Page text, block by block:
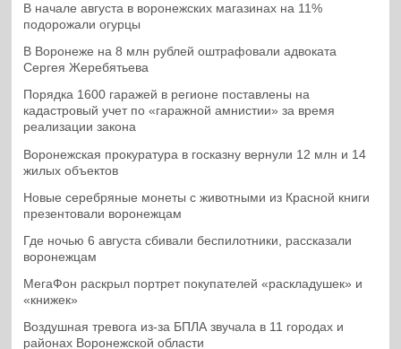
В начале августа в воронежских магазинах на 11%
подорожали огурцы
В Воронеже на 8 млн рублей оштрафовали адвоката
Сергея Жеребятьева
Порядка 1600 гаражей в регионе поставлены на
кадастровый учет по «гаражной амнистии» за время
реализации закона
Воронежская прокуратура в госказну вернули 12 млн и 14
жилых объектов
Новые серебряные монеты с животными из Красной книги
презентовали воронежцам
Где ночью 6 августа сбивали беспилотники, рассказали
воронежцам
МегаФон раскрыл портрет покупателей «раскладушек» и
«книжек»
Воздушная тревога из-за БПЛА звучала в 11 городах и
районах Воронежской области